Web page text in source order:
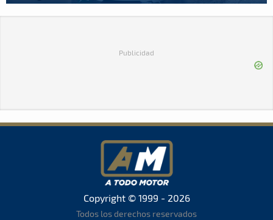
Publicidad
Copyright © 1999 - 2026
Todos los derechos reservados